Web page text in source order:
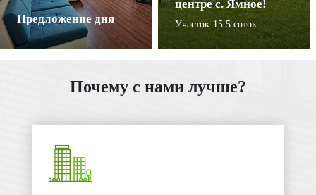
Предложение дня
центре с. Ямное!
Участок-15.5 соток
Почему с нами лучше?